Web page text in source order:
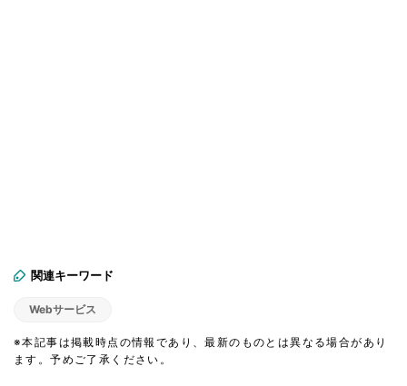
関連キーワード
Webサービス
※本記事は掲載時点の情報であり、最新のものとは異なる場合があり
ます。予めご了承ください。